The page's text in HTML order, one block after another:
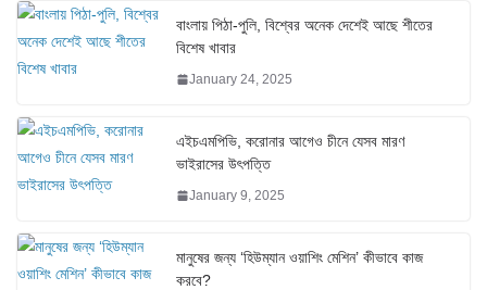
বাংলায় পিঠা-পুলি, বিশ্বের অনেক দেশেই আছে শীতের
বিশেষ খাবার
January 24, 2025
এইচএমপিভি, করোনার আগেও চীনে যেসব মারণ
ভাইরাসের উৎপত্তি
January 9, 2025
মানুষের জন্য ‘হিউম্যান ওয়াশিং মেশিন’ কীভাবে কাজ
করবে?